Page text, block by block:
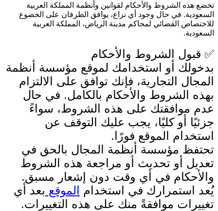
هذه الشروط والأحكام لقوانين وأنظمة المملكة العربية
في حال وجود أي نزاع، يوافق الطرفان على الخضوع
القضائي لمحاكم مدينة الرياض، المملكة العربية
قبول الشروط والأحكام
أو استخدامك لموقع مؤسسة أنظمة
التجارية، فإنك توافق على الالتزام
الشروط والأحكام بالكامل. في حال
موافقتك على هذه الشروط، سواءً
أو كليًا، يجب عليك التوقف عن
الموقع فورًا.
مؤسسة أنظمة المجال بالحق في
أو تحديث أو مراجعة هذه الشروط
في أي وقت دون إشعار مسبق.
استمرارك في استخدامالموقعبعد أي
موافقةً منك على هذه التغييرات.